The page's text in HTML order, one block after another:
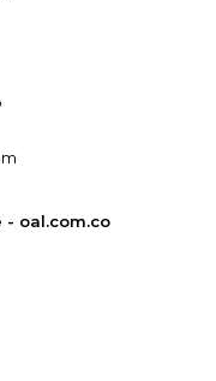
oal.com.co